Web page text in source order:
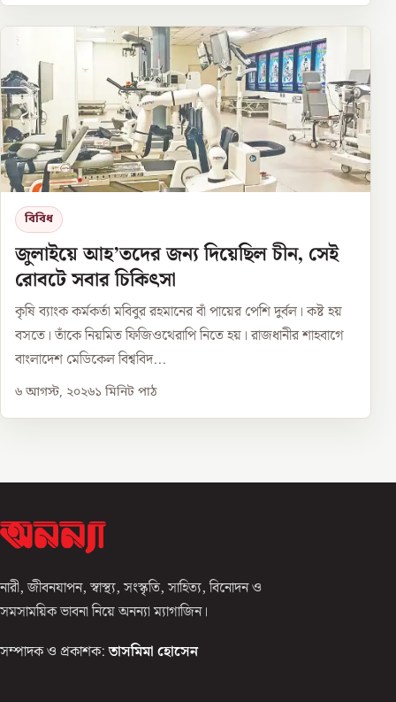
বিবিধ
জুলাইয়ে আহ’তদের জন্য দিয়েছিল চীন, সেই
রোবটে সবার চিকিৎসা
কৃষি ব্যাংক কর্মকর্তা মবিবুর রহমানের বাঁ পায়ের পেশি দুর্বল। কষ্ট হয়
বসতে। তাঁকে নিয়মিত ফিজিওথেরাপি নিতে হয়। রাজধানীর শাহবাগে
বাংলাদেশ মেডিকেল বিশ্ববিদ...
৬ আগস্ট, ২০২৬১ মিনিট পাঠ
নারী, জীবনযাপন, স্বাস্থ্য, সংস্কৃতি, সাহিত্য, বিনোদন ও
সমসাময়িক ভাবনা নিয়ে অনন্যা ম্যাগাজিন।
সম্পাদক ও প্রকাশক: তাসমিমা হোসেন